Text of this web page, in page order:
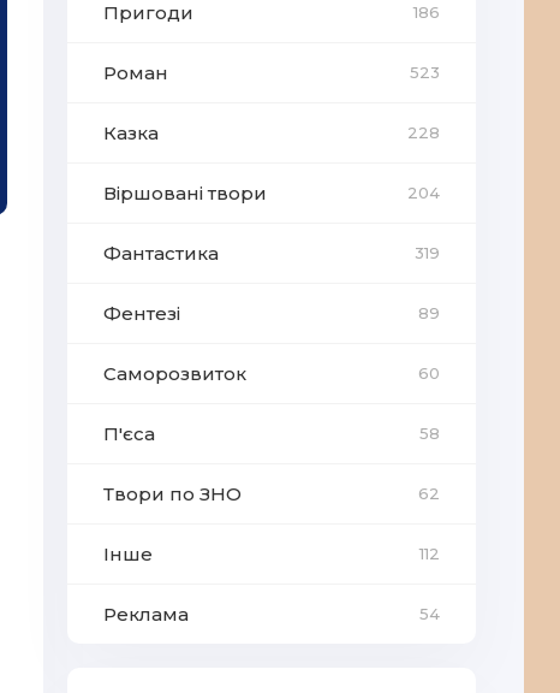
Пригоди 186
Роман 523
Казка 228
Віршовані твори 204
Фантастика 319
Фентезі 89
Саморозвиток 60
П'єса 58
Твори по ЗНО 62
Інше 112
Реклама 54